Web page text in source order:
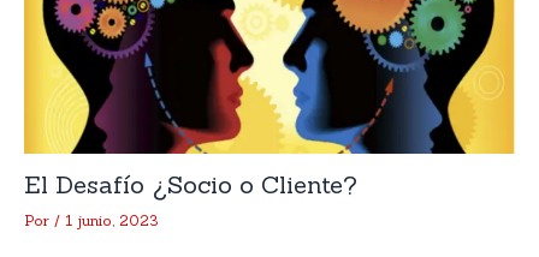
El Desafío ¿Socio o Cliente?
Por / 1 junio, 2023